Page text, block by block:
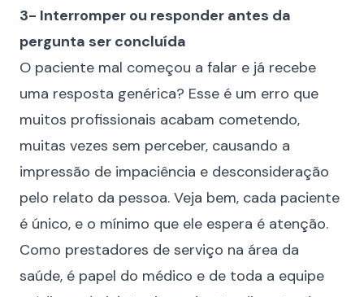
3- Interromper ou responder antes da
pergunta ser concluída
O paciente mal começou a falar e já recebe
uma resposta genérica? Esse é um erro que
muitos profissionais acabam cometendo,
muitas vezes sem perceber, causando a
impressão de impaciência e desconsideração
pelo relato da pessoa. Veja bem, cada paciente
é único, e o mínimo que ele espera é atenção.
Como prestadores de serviço na área da
saúde, é papel do médico e de toda a equipe